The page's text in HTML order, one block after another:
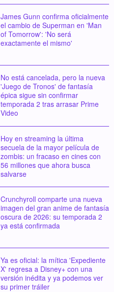
James Gunn confirma oficialmente
el cambio de Superman en 'Man
of Tomorrow': 'No será
exactamente el mismo'
No está cancelada, pero la nueva
'Juego de Tronos' de fantasía
épica sigue sin confirmar
temporada 2 tras arrasar Prime
Video
Hoy en streaming la última
secuela de la mayor película de
zombis: un fracaso en cines con
56 millones que ahora busca
salvarse
Crunchyroll comparte una nueva
imagen del gran anime de fantasía
oscura de 2026: su temporada 2
ya está confirmada
Ya es oficial: la mítica 'Expediente
X' regresa a Disney+ con una
versión inédita y ya podemos ver
su primer tráiler